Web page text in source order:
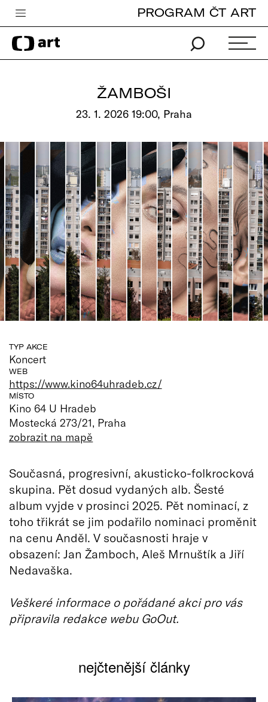
Česká televize
Zpravodajství
Pro děti
edu
Vše o ČT
PROGRAM ČT ART
ŽAMBOŠI
23. 1. 2026 19:00, Praha
TYP AKCE
Koncert
WEB
https://www.kino64uhradeb.cz/
MÍSTO
Kino 64 U Hradeb
Mostecká 273/21, Praha
zobrazit na mapě
Současná, progresivní, akusticko-folkrocková
skupina. Pět dosud vydaných alb. Šesté
album vyjde v prosinci 2025. Pět nominací, z
toho třikrát se jim podařilo nominaci proměnit
na cenu Anděl. V současnosti hraje v
obsazení: Jan Žamboch, Aleš Mrnuštík a Jiří
Nedavaška.
Veškeré informace o pořádané akci pro vás
připravila redakce webu GoOut.
nejčtenější články